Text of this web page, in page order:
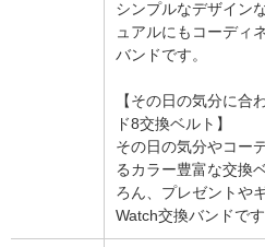
シンプルなデザイン
ュアルにもコーディ
バンドです。
【その日の気分に合
ド8交換ベルト】
その日の気分やコー
るカラー豊富な交換
ろん、プレゼントや
Watch交換バンドです